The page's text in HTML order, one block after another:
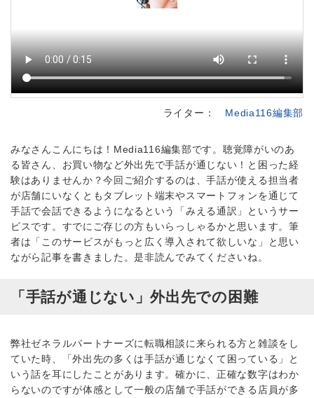
ライター： Media116編集部
みなさんこんにちは！Media116編集部です。聴覚障がいのあ
る皆さん、お買い物など外出先で手話が通じない！と困った経
験はありませんか？今回ご紹介するのは、手話が使える担当者
が店舗にいなくともタブレット端末やスマートフォンを通じて
手話で会話できるようになるという「みえる通訳」というサー
ビスです。すでにご存じの方もいらっしゃるかと思います。筆
者は「このサービスがもっと広く導入されて欲しいな」と思い
ながら記事を書きました。是非読んでみてくださいね。
「手話が通じない」外出先での困難
弊社ゼネラルパートナーズに転職相談に来られる方と雑談をし
ていた時、「外出先の多くは手話が通じなくて困っている」と
いう話を耳にしたことがあります。確かに、正確な数字はわか
らないのですが体感として一般の店舗で手話ができる店員が多